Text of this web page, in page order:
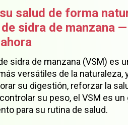
Sus riñones
ocultando
sus
Mucho antes de
salud de forma
sidra de manzana
sidra de manzana (VSM) es
versátiles de la naturaleza,
su digestión, reforzar la
su peso, el VSM es un
para su rutina de salud.